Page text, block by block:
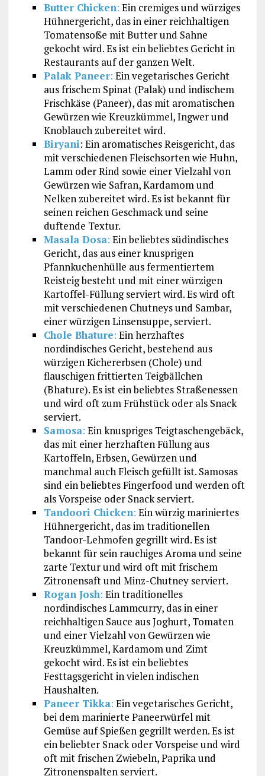
Butter Chicken: Ein cremiges und würziges
Hühnergericht, das in einer reichhaltigen
Tomatensoße mit Butter und Sahne
gekocht wird. Es ist ein beliebtes Gericht in
Restaurants auf der ganzen Welt.
Palak Paneer: Ein vegetarisches Gericht
aus frischem Spinat (Palak) und indischem
Frischkäse (Paneer), das mit aromatischen
Gewürzen wie Kreuzkümmel, Ingwer und
Knoblauch zubereitet wird.
Biryani: Ein aromatisches Reisgericht, das
mit verschiedenen Fleischsorten wie Huhn,
Lamm oder Rind sowie einer Vielzahl von
Gewürzen wie Safran, Kardamom und
Nelken zubereitet wird. Es ist bekannt für
seinen reichen Geschmack und seine
duftende Textur.
Masala Dosa: Ein beliebtes südindisches
Gericht, das aus einer knusprigen
Pfannkuchenhülle aus fermentiertem
Reisteig besteht und mit einer würzigen
Kartoffel-Füllung serviert wird. Es wird oft
mit verschiedenen Chutneys und Sambar,
einer würzigen Linsensuppe, serviert.
Chole Bhature: Ein herzhaftes
nordindisches Gericht, bestehend aus
würzigen Kichererbsen (Chole) und
flauschigen frittierten Teigbällchen
(Bhature). Es ist ein beliebtes Straßenessen
und wird oft zum Frühstück oder als Snack
serviert.
Samosa: Ein knuspriges Teigtaschengebäck,
das mit einer herzhaften Füllung aus
Kartoffeln, Erbsen, Gewürzen und
manchmal auch Fleisch gefüllt ist. Samosas
sind ein beliebtes Fingerfood und werden oft
als Vorspeise oder Snack serviert.
Tandoori Chicken: Ein würzig mariniertes
Hühnergericht, das im traditionellen
Tandoor-Lehmofen gegrillt wird. Es ist
bekannt für sein rauchiges Aroma und seine
zarte Textur und wird oft mit frischem
Zitronensaft und Minz-Chutney serviert.
Rogan Josh: Ein traditionelles
nordindisches Lammcurry, das in einer
reichhaltigen Sauce aus Joghurt, Tomaten
und einer Vielzahl von Gewürzen wie
Kreuzkümmel, Kardamom und Zimt
gekocht wird. Es ist ein beliebtes
Festtagsgericht in vielen indischen
Haushalten.
Paneer Tikka: Ein vegetarisches Gericht,
bei dem marinierte Paneerwürfel mit
Gemüse auf Spießen gegrillt werden. Es ist
ein beliebter Snack oder Vorspeise und wird
oft mit frischen Zwiebeln, Paprika und
Zitronenspalten serviert.